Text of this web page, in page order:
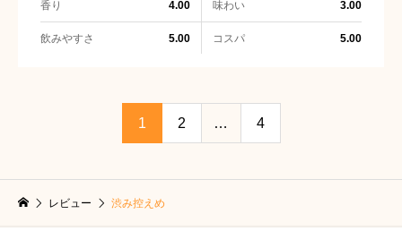
香り 4.00 味わい 3.00
飲みやすさ 5.00 コスパ 5.00
1 2 … 4
レビュー 渋み控えめ